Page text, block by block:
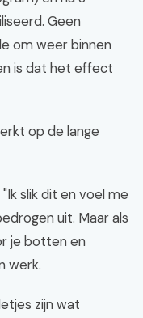
Geen
om weer binnen
is dat het effect
op de lange
slik dit en voel me
uit. Maar als
je botten en
werk.
zijn wat